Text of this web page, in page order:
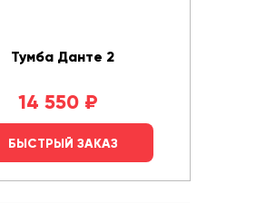
Тумба Данте 2
14 550 ₽
БЫСТРЫЙ ЗАКАЗ